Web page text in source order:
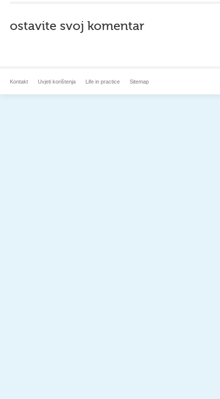
ostavite svoj komentar
Kontakt Uvjeti korištenja Life in practice Sitemap